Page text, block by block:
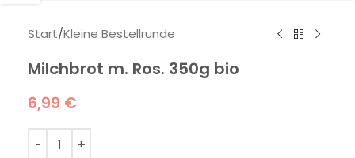
Start/Kleine Bestellrunde
Milchbrot m. Ros. 350g bio
6,99 €